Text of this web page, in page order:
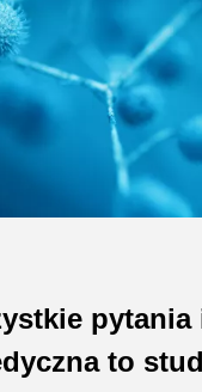
pytania
to